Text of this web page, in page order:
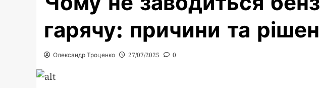
гарячу: причини та
Олександр Троценко 27/07/2025 0